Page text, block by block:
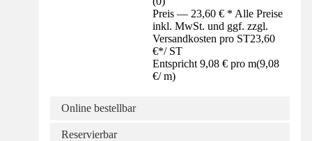
Preis — 23,60 € * Alle Preise
inkl. MwSt. und ggf. zzgl.
Versandkosten pro ST23,60
€*/ ST
Entspricht 9,08 € pro m(9,08
€/ m)
Online bestellbar
Reservierbar